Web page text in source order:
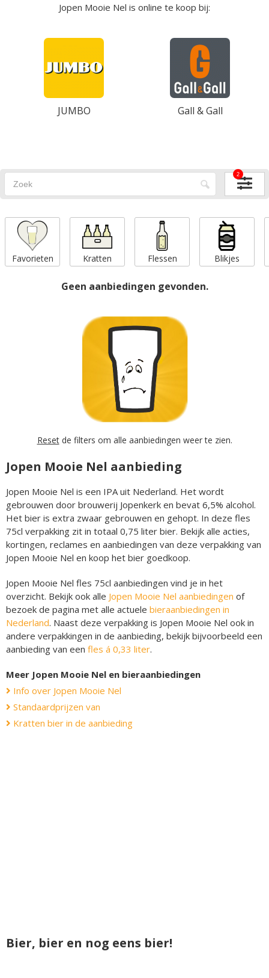
Jopen Mooie Nel is online te koop bij:
JUMBO Gall & Gall
2
Favorieten Kratten Flessen Blikjes
Geen aanbiedingen gevonden.
Resetde filters om alle aanbiedingen weer te zien.
Jopen Mooie Nel aanbieding
Jopen Mooie Nel is een IPA uit Nederland. Het wordt
gebrouwen door brouwerij Jopenkerk en bevat 6,5% alcohol.
Het bier is extra zwaar gebrouwen en gehopt. In deze fles
75cl verpakking zit in totaal 0,75 liter bier. Bekijk alle acties,
kortingen, reclames en aanbiedingen van deze verpakking van
Jopen Mooie Nel en koop het bier goedkoop.
Jopen Mooie Nel fles 75cl aanbiedingen vind je in het
overzicht. Bekijk ook alle Jopen Mooie Nel aanbiedingen of
bezoek de pagina met alle actuele bieraanbiedingen in
Nederland. Naast deze verpakking is Jopen Mooie Nel ook in
andere verpakkingen in de aanbieding, bekijk bijvoorbeeld een
aanbieding van een fles á 0,33 liter.
Meer Jopen Mooie Nel en bieraanbiedingen
Info over Jopen Mooie Nel
Standaardprijzen van
Kratten bier in de aanbieding
Bier, bier en nog eens bier!